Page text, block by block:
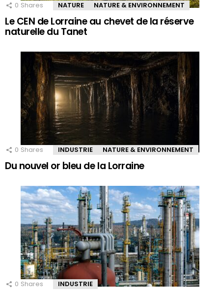
0 Shares NATURE NATURE & ENVIRONNEMENT
Le CEN de Lorraine au chevet de la réserve
naturelle du Tanet
0 Shares INDUSTRIE NATURE & ENVIRONNEMENT
Du nouvel or bleu de la Lorraine
0 Shares INDUSTRIE